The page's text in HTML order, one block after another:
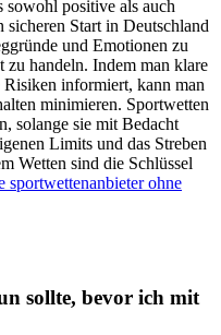
sowohl positive als auch
sicheren Start in Deutschland
und Emotionen zu
zu handeln. Indem man klare
informiert, kann man
minimieren. Sportwetten
solange sie mit Bedacht
Limits und das Streben
Wetten sind die Schlüssel
sportwettenanbieter ohne
sollte, bevor ich mit